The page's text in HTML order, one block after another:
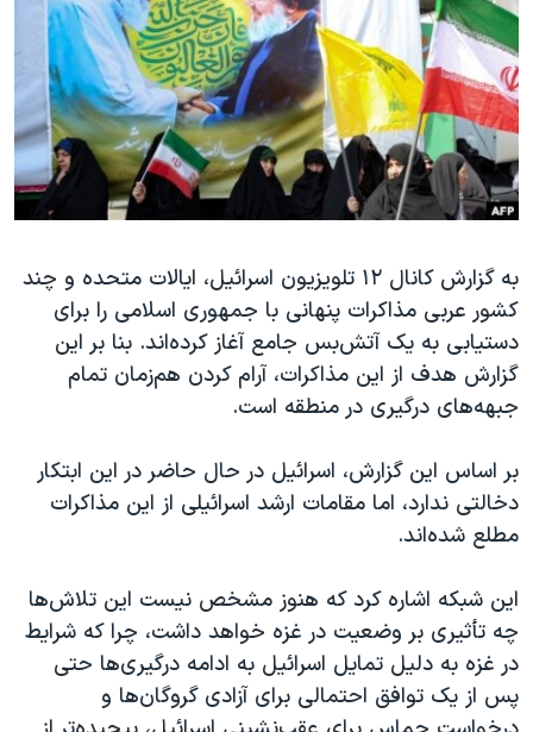
فرهنگ و زندگی
حقوق شهروندی
اقتصادی
علم و فناوری
اسرائیل در جنگ
آرشیو پخش زنده
مستندها
انتخابات ریاست جمهوری آمریکا ۲۰۲۴
حمله جمهوری اسلامی به اسرائیل
رمز مهسا
ورزش زنان در ایران
مجموعه مستندهای دادخواهی
تریبونال مردمی آبان ۹۸
دادگاه حمید نوری
چهل سال گروگان‌گیری
اعتراضات مردمی آبان ۹۸
اسرائیل در جنگ
همایش محافظه‌کاران آمریکا «سی‌پک»
صفحه‌های ویژه
سفر پرزیدنت ترامپ به چین
دنبال کنید
زبانهای مختلف
به گزارش کانال ۱۲ تلویزیون اسرائیل، ایالات متحده و چند
کشور عربی مذاکرات پنهانی با جمهوری اسلامی را برای
دستیابی به یک آتش‌بس جامع آغاز کرده‌اند. بنا بر این
گزارش هدف از این مذاکرات، آرام کردن هم‌زمان تمام
جبهه‌های درگیری در منطقه است.
بر اساس این گزارش، اسرائیل در حال حاضر در این ابتکار
دخالتی ندارد، اما مقامات ارشد اسرائیلی از این مذاکرات
مطلع شده‌اند.
این شبکه اشاره کرد که هنوز مشخص نیست این تلاش‌ها
چه تأثیری بر وضعیت در غزه خواهد داشت، چرا که شرایط
در غزه به دلیل تمایل اسرائیل به ادامه درگیری‌ها حتی
پس از یک توافق احتمالی برای آزادی گروگان‌ها و